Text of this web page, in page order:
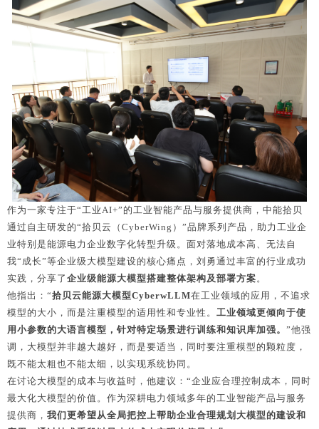
作为一家专注于“工业AI+”的工业智能产品与服务提供商，中能拾贝
通过自主研发的“拾贝云（CyberWing）”品牌系列产品，助力工业企
业特别是能源电力企业数字化转型升级。面对落地成本高、无法自
我“成长”等企业级大模型建设的核心痛点，刘勇通过丰富的行业成功
实践，分享了 企业级能源大模型搭建整体架构及部署方案 。
他指出：“拾贝云能源大模型CyberwLLM在工业领域的应用，不追求
模型的大小，而是注重模型的适用性和专业性。 工业领域更倾向于使
用小参数的大语言模型，针对特定场景进行训练和知识库加强。 ”他强
调，大模型并非越大越好，而是要适当，同时要注重模型的颗粒度，
既不能太粗也不能太细，以实现系统协同。
在讨论大模型的成本与收益时，他建议：“企业应合理控制成本，同时
最大化大模型的价值。 作为深耕电力领域多年的工业智能产品与服务
提供商， 我们更希望从全局把控上帮助企业合理规划大模型的建设和